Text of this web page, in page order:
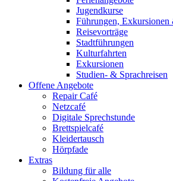
Jugendkurse
Führungen, Exkursionen
Reisevorträge
Stadtführungen
Kulturfahrten
Exkursionen
Studien- & Sprachreisen
Offene Angebote
Repair Café
Netzcafé
Digitale Sprechstunde
Brettspielcafé
Kleidertausch
Hörpfade
Extras
Bildung für alle